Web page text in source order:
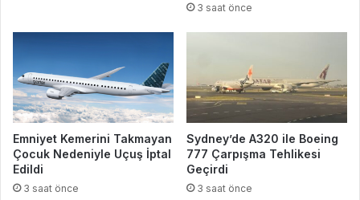
3 saat önce
Emniyet Kemerini Takmayan
Çocuk Nedeniyle Uçuş İptal
Edildi
3 saat önce
Sydney’de A320 ile Boeing
777 Çarpışma Tehlikesi
Geçirdi
3 saat önce